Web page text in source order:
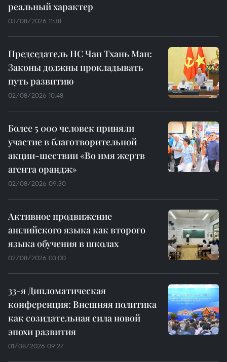
реальный характер
03/08/2026 11:38
Председатель НС Чан Тхань Ман:
Законы должны прокладывать
путь развитию
02/08/2026 10:48
Более 5 000 человек приняли
участие в благотворительной
акции-шествии «Во имя жертв
агента орандж»
02/08/2026 09:30
Активное продвижение
английского языка как второго
языка обучения в школах
02/08/2026 03:00
33-я Дипломатическая
конференция: Внешняя политика
как созидательная сила новой
эпохи развития
01/08/2026 09:27